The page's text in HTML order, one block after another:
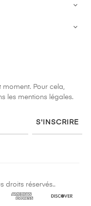


Pour cela,
les mentions légales.
S'INSCRIRE
droits réservés..